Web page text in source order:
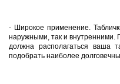
- Широкое применение.
наружными, так и внутренними.
должна располагаться ваша
подобрать наиболее